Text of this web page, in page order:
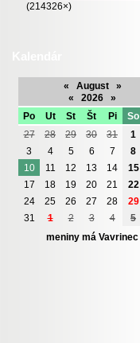
(214326×)
« August
»
«
2026
»
Po
Ut St Št Pi So
27
28 29 30 31 1
3
4 5 6 7 8
10
11 12 13 14 15
17
18 19 20 21 22
24
25 26 27 28 29
31
1 2 3 4 5
meniny má Vavrinec